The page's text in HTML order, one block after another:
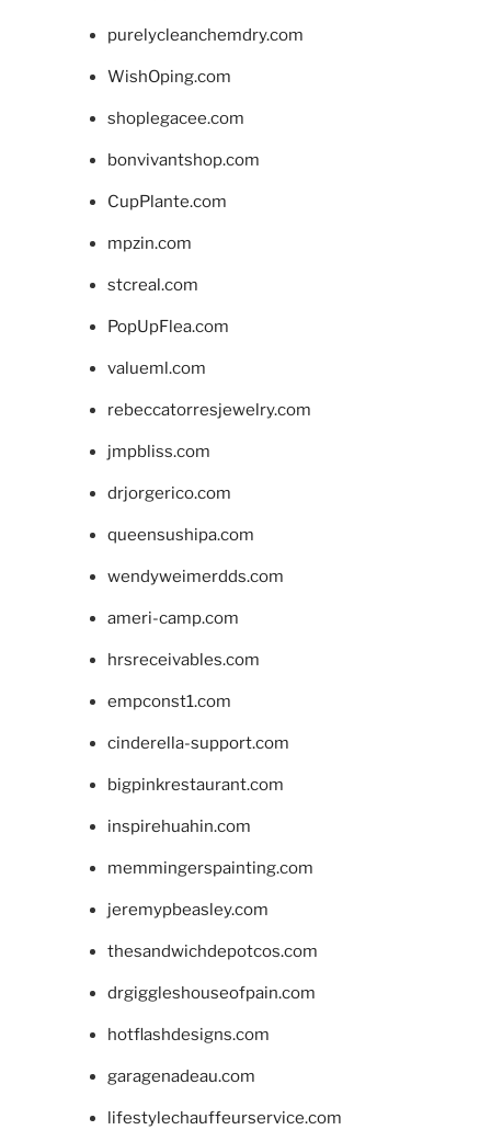
purelycleanchemdry.com
WishOping.com
shoplegacee.com
bonvivantshop.com
CupPlante.com
mpzin.com
stcreal.com
PopUpFlea.com
valueml.com
rebeccatorresjewelry.com
jmpbliss.com
drjorgerico.com
queensushipa.com
wendyweimerdds.com
ameri-camp.com
hrsreceivables.com
empconst1.com
cinderella-support.com
bigpinkrestaurant.com
inspirehuahin.com
memmingerspainting.com
jeremypbeasley.com
thesandwichdepotcos.com
drgiggleshouseofpain.com
hotflashdesigns.com
garagenadeau.com
lifestylechauffeurservice.com